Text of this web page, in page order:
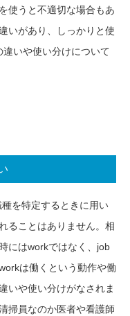
使うと不適切な場合もあ
いがあり、しっかりと使
いや使い分けについて
を特定するときに用い
ることはありません。相
にはworkではなく、job
は働くという動作や働
いや使い分けがなされま
掃員なのか医者や看護師